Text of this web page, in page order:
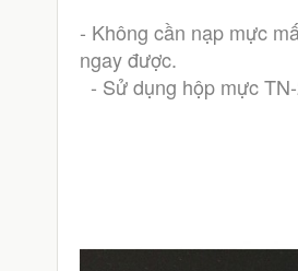
- Không cần nạp mực
ngay được.
- Sử dụng hộp mực TN-